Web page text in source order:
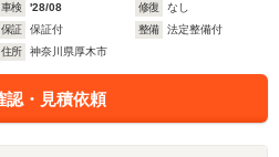
車検
'28/08 修復
なし
保証
保証付 整備
法定整備付
住所
神奈川県厚木市
認・見積依頼